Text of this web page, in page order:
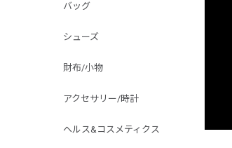
バッグ
シューズ
財布/小物
アクセサリー/時計
ヘルス&コスメティクス